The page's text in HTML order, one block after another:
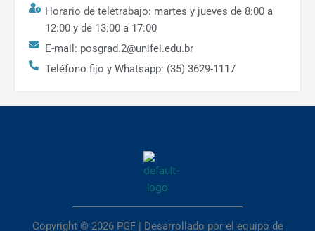
Horario de teletrabajo: martes y jueves de 8:00 a
12:00 y de 13:00 a 17:00
E-mail: posgrad.2@unifei.edu.br
Teléfono fijo y Whatsapp: (35) 3629-1117
Copyright © 2026 PGF | Desarrollado por el equipo de